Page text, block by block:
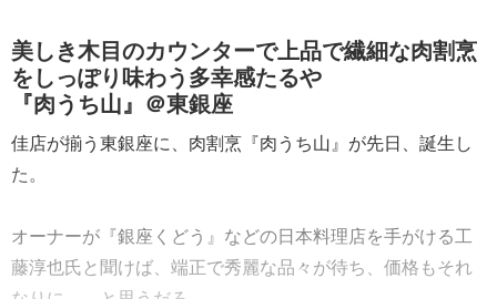
美しき木目のカウンターで上品で繊細な肉割烹
をしっぽり味わう多幸感たるや
『肉うち山』＠東銀座
佳店が揃う東銀座に、肉割烹『肉うち山』が先日、誕生し
た。
オーナーが『銀座くどう』などの日本料理店を手がける工
藤淳也氏と聞けば、端正で秀麗な品々が待ち、価格もそれ